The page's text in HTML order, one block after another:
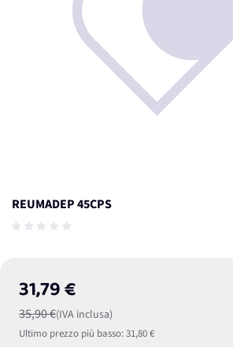
REUMADEP 45CPS
31,79 €
35,90 €(IVA inclusa)
Ultimo prezzo più basso:31,80 €